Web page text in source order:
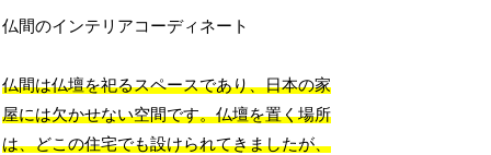
仏間のインテリアコーディネート
仏間は仏壇を祀るスペースであり、日本の家
屋には欠かせない空間です。仏壇を置く場所
は、どこの住宅でも設けられてきましたが、